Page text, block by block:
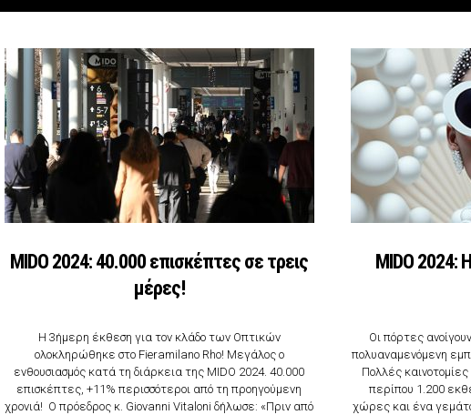
MIDO 2024: 40.000 επισκέπτες σε τρεις
μέρες!
Η 3ήμερη έκθεση για τον κλάδο των Οπτικών
ολοκληρώθηκε στο Fieramilano Rho! Μεγάλος ο
ενθουσιασμός κατά τη διάρκεια της MIDO 2024. 40.000
επισκέπτες, +11% περισσότεροι από τη προηγούμενη
χρονιά! Ο πρόεδρος κ. Giovanni Vitaloni δήλωσε: «Πριν από
MIDO 2024:
Οι πόρτες
πολυαναμενόμενη
Πολλές
περίπου 1.200
χώρες και ένα